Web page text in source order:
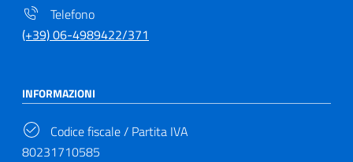
Telefono
(+39) 06-4989422/371
INFORMAZIONI
Codice fiscale / Partita IVA
80231710585